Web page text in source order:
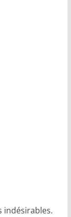
indésirables.